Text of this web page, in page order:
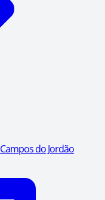
Campos do Jordão